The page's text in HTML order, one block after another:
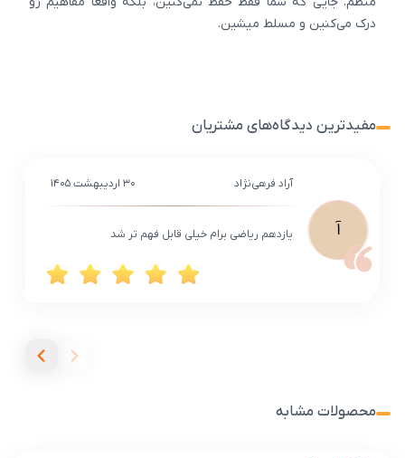
درک می‌کنین و مسلط میشین.
مفیدترین دیدگاه‌های مشتریان
آ
آراد فرهی‌نژاد ۳۰ اردیبهشت ۱۴۰۵
یازدهم ریاضی برام خیلی قابل فهم تر شد
محصولات مشابه